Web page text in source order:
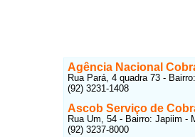
Agência Nacional
Rua Pará, 4 quadra 73 -
(92) 3231-1408
Ascob Serviço de
Rua Um, 54 - Bairro: Japiim -
(92) 3237-8000